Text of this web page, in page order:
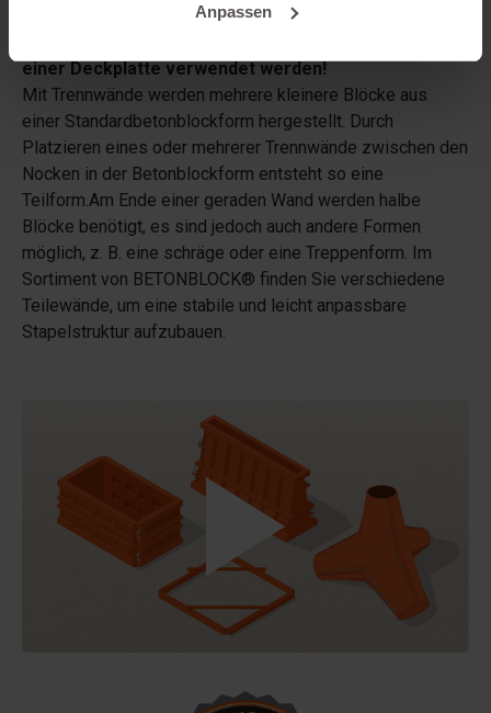
Anpassen
einer Deckplatte verwendet werden!
Mit Trennwände werden mehrere kleinere Blöcke aus
einer Standardbetonblockform hergestellt. Durch
Platzieren eines oder mehrerer Trennwände zwischen den
Nocken in der Betonblockform entsteht so eine
Teilform.Am Ende einer geraden Wand werden halbe
Blöcke benötigt, es sind jedoch auch andere Formen
möglich, z. B. eine schräge oder eine Treppenform. Im
Sortiment von BETONBLOCK® finden Sie verschiedene
Teilewände, um eine stabile und leicht anpassbare
Stapelstruktur aufzubauen.